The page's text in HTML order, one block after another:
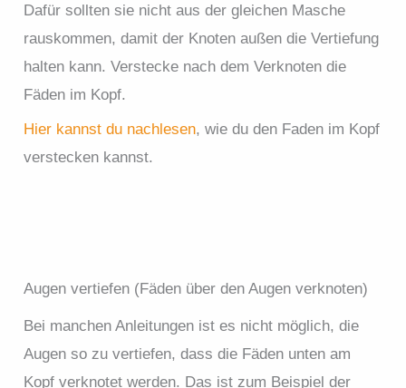
Dafür sollten sie nicht aus der gleichen Masche
rauskommen, damit der Knoten außen die Vertiefung
halten kann. Verstecke nach dem Verknoten die
Fäden im Kopf.
Hier kannst du nachlesen, wie du den Faden im Kopf
verstecken kannst.
Augen vertiefen (Fäden über den Augen verknoten)
Bei manchen Anleitungen ist es nicht möglich, die
Augen so zu vertiefen, dass die Fäden unten am
Kopf verknotet werden. Das ist zum Beispiel der